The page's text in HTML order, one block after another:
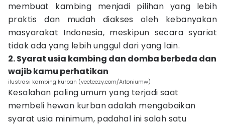
membuat kambing menjadi pilihan yang lebih
praktis dan mudah diakses oleh kebanyakan
masyarakat Indonesia, meskipun secara syariat
tidak ada yang lebih unggul dari yang lain.
2. Syarat usia kambing dan domba berbeda dan
wajib kamu perhatikan
ilustrasi kambing kurban (vecteezy.com/Artoniumw)
Kesalahan paling umum yang terjadi saat
membeli hewan kurban adalah mengabaikan
syarat usia minimum, padahal ini salah satu